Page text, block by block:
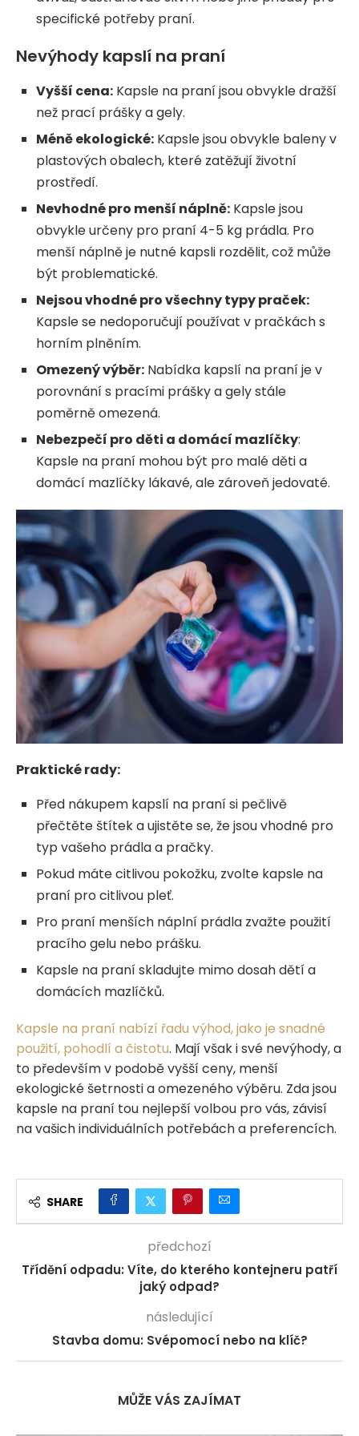
specifické potřeby praní.
Nevýhody kapslí na praní
Vyšší cena: Kapsle na praní jsou obvykle dražší
než prací prášky a gely.
Méně ekologické: Kapsle jsou obvykle baleny v
plastových obalech, které zatěžují životní
prostředí.
Nevhodné pro menší náplně: Kapsle jsou
obvykle určeny pro praní 4-5 kg prádla. Pro
menší náplně je nutné kapsli rozdělit, což může
být problematické.
Nejsou vhodné pro všechny typy praček:
Kapsle se nedoporučují používat v pračkách s
horním plněním.
Omezený výběr: Nabídka kapslí na praní je v
porovnání s pracími prášky a gely stále
poměrně omezená.
Nebezpečí pro děti a domácí mazlíčky:
Kapsle na praní mohou být pro malé děti a
domácí mazlíčky lákavé, ale zároveň jedovaté.
Praktické rady:
Před nákupem kapslí na praní si pečlivě
přečtěte štítek a ujistěte se, že jsou vhodné pro
typ vašeho prádla a pračky.
Pokud máte citlivou pokožku, zvolte kapsle na
praní pro citlivou pleť.
Pro praní menších náplní prádla zvažte použití
pracího gelu nebo prášku.
Kapsle na praní skladujte mimo dosah dětí a
domácích mazlíčků.
Kapsle na praní nabízí řadu výhod, jako je snadné
použití, pohodlí a čistotu. Mají však i své nevýhody, a
to především v podobě vyšší ceny, menší
ekologické šetrnosti a omezeného výběru. Zda jsou
kapsle na praní tou nejlepší volbou pro vás, závisí
na vašich individuálních potřebách a preferencích.
SHARE
předchozí
Třídění odpadu: Víte, do kterého kontejneru patří
jaký odpad?
následující
Stavba domu: Svépomocí nebo na klíč?
MŮŽE VÁS ZAJÍMAT